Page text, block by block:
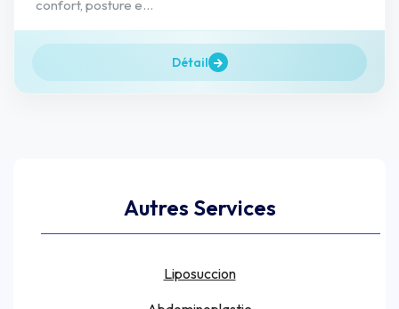
confort, posture e...
Détail
Autres Services
Liposuccion